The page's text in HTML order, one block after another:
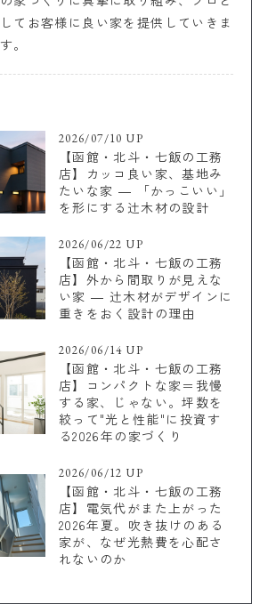
してお客様に良い家を提供していきま
す。
2026/07/10 UP
【函館・北斗・七飯の工務
店】カッコ良い家、基地み
たいな家 ― 「かっこいい」
を形にする辻木材の設計
2026/06/22 UP
【函館・北斗・七飯の工務
店】外から間取りが見えな
い家 ― 辻木材がデザインに
重きをおく設計の理由
2026/06/14 UP
【函館・北斗・七飯の工務
店】コンパクトな家＝我慢
する家、じゃない。坪数を
絞って"光と性能"に投資す
る2026年の家づくり
2026/06/12 UP
【函館・北斗・七飯の工務
店】電気代がまた上がった
2026年夏。吹き抜けのある
家が、なぜ光熱費を心配さ
れないのか